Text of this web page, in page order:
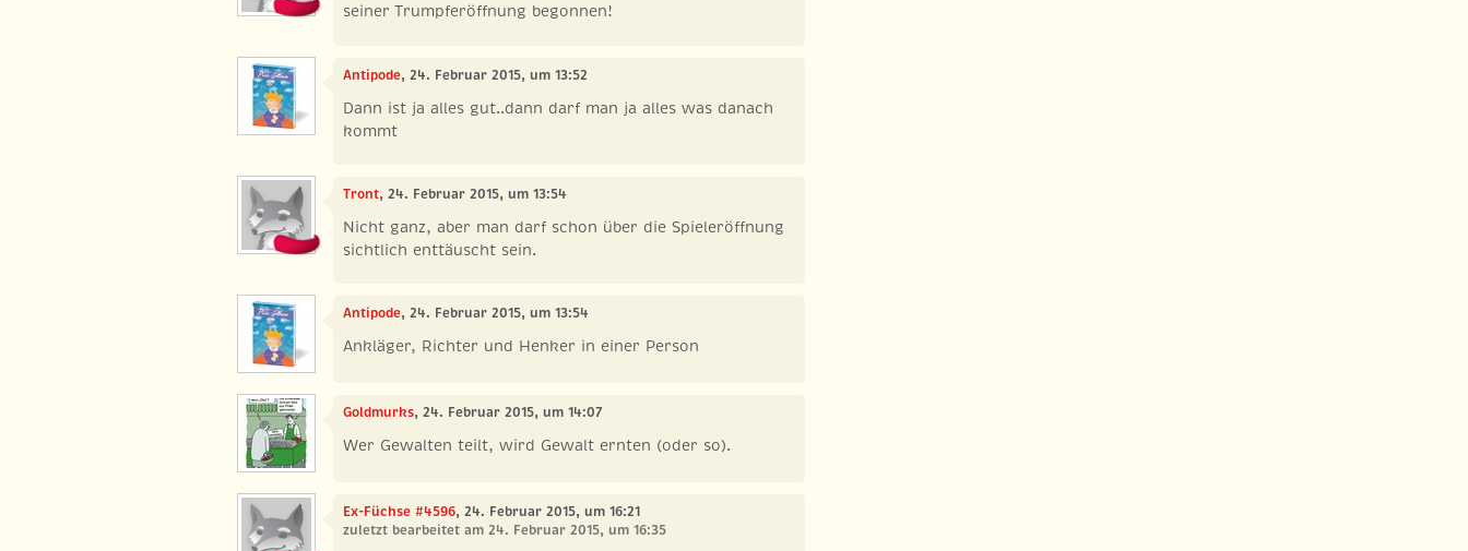
seiner Trumpferöffnung begonnen!
Antipode, 24. Februar 2015, um 13:52
Dann ist ja alles gut..dann darf man ja alles was danach
kommt
Tront, 24. Februar 2015, um 13:54
Nicht ganz, aber man darf schon über die Spieleröffnung
sichtlich enttäuscht sein.
Antipode, 24. Februar 2015, um 13:54
Ankläger, Richter und Henker in einer Person
Goldmurks, 24. Februar 2015, um 14:07
Wer Gewalten teilt, wird Gewalt ernten (oder so).
Ex-Füchse #4596, 24. Februar 2015, um 16:21
zuletzt bearbeitet am 24. Februar 2015, um 16:35